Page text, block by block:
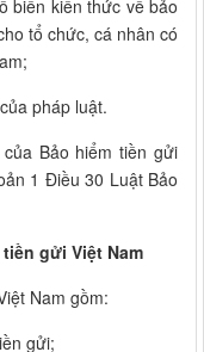
biến kiến thức về bảo
tổ chức, cá nhân có
pháp luật.
Bảo hiểm tiền gửi
1 Điều 30 Luật Bảo
gửi Việt Nam
Nam gồm:
gửi;